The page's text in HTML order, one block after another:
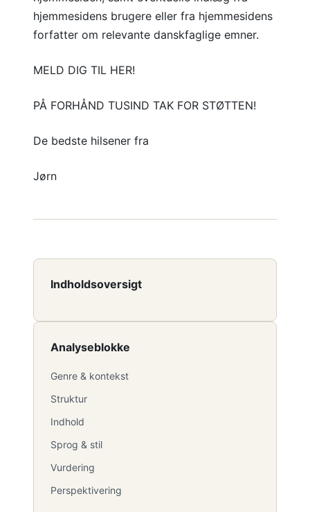
Indholdsoversigt
Analyseblokke
Genre & kontekst
Struktur
Indhold
Sprog & stil
Vurdering
Perspektivering
hjemmesidens brugere eller fra hjemmesidens
forfatter om relevante danskfaglige emner.
MELD DIG TIL HER!
PÅ FORHÅND TUSIND TAK FOR STØTTEN!
De bedste hilsener fra
Jørn